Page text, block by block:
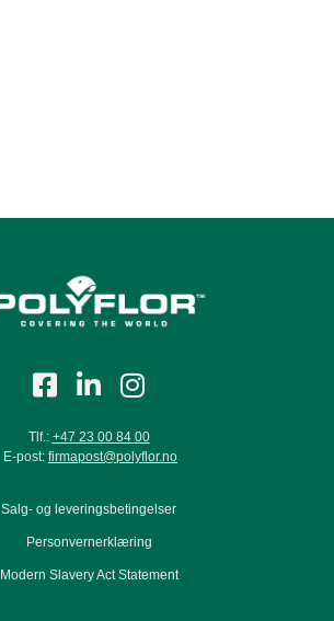
Tlf.: +47 23 00 84 00
E-post: firmapost@polyflor.no
Salg- og leveringsbetingelser
Personvernerklæring
Modern Slavery Act Statement